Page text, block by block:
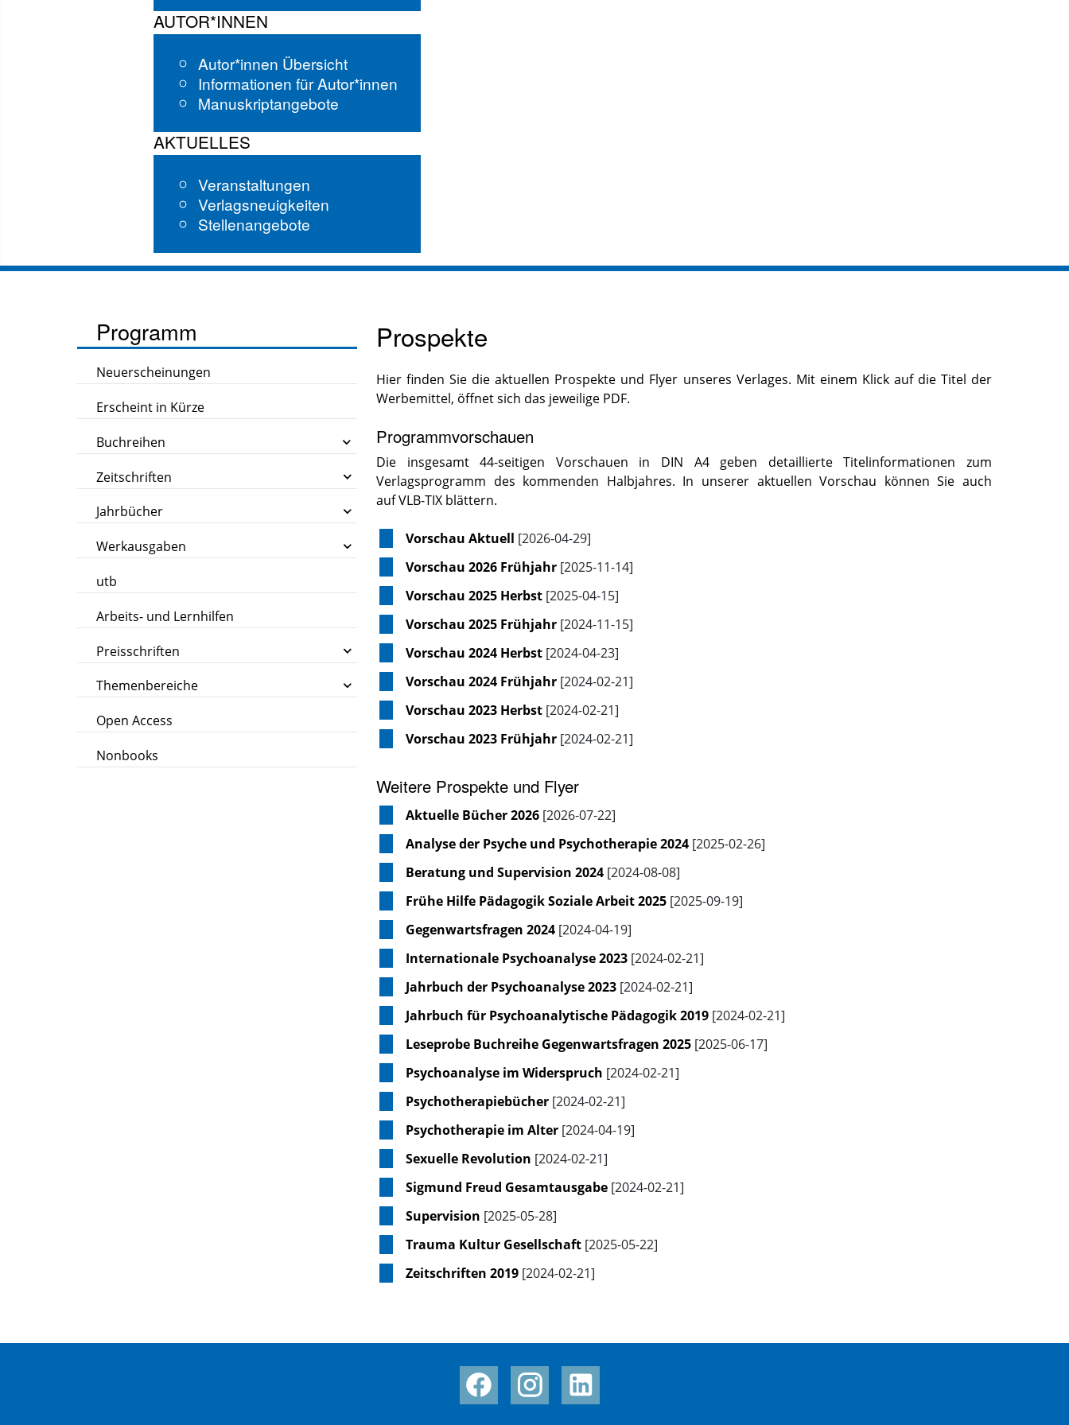
AUTOR*INNEN
Autor*innen Übersicht
Informationen für Autor*innen
Manuskriptangebote
AKTUELLES
Veranstaltungen
Verlagsneuigkeiten
Stellenangebote
Programm
Neuerscheinungen
Erscheint in Kürze
Buchreihen
Zeitschriften
Jahrbücher
Werkausgaben
utb
Arbeits- und Lernhilfen
Preisschriften
Themenbereiche
Open Access
Nonbooks
Prospekte
Hier finden Sie die aktuellen Prospekte und Flyer unseres Verlages. Mit einem Klick auf die Titel der
Werbemittel, öffnet sich das jeweilige PDF.
Programmvorschauen
Die insgesamt 44-seitigen Vorschauen in DIN A4 geben detaillierte Titelinformationen zum
Verlagsprogramm des kommenden Halbjahres. In unserer aktuellen Vorschau können Sie auch
auf VLB-TIX blättern.
Vorschau Aktuell [2026-04-29]
Vorschau 2026 Frühjahr[2025-11-14]
Vorschau 2025 Herbst[2025-04-15]
Vorschau 2025 Frühjahr[2024-11-15]
Vorschau 2024 Herbst[2024-04-23]
Vorschau 2024 Frühjahr[2024-02-21]
Vorschau 2023 Herbst[2024-02-21]
Vorschau 2023 Frühjahr[2024-02-21]
Weitere Prospekte und Flyer
Aktuelle Bücher 2026[2026-07-22]
Analyse der Psyche und Psychotherapie 2024[2025-02-26]
Beratung und Supervision 2024[2024-08-08]
Frühe Hilfe Pädagogik Soziale Arbeit 2025[2025-09-19]
Gegenwartsfragen 2024[2024-04-19]
Internationale Psychoanalyse 2023[2024-02-21]
Jahrbuch der Psychoanalyse 2023[2024-02-21]
Jahrbuch für Psychoanalytische Pädagogik 2019[2024-02-21]
Leseprobe Buchreihe Gegenwartsfragen 2025[2025-06-17]
Psychoanalyse im Widerspruch [2024-02-21]
Psychotherapiebücher[2024-02-21]
Psychotherapie im Alter[2024-04-19]
Sexuelle Revolution [2024-02-21]
Sigmund Freud Gesamtausgabe[2024-02-21]
Supervision [2025-05-28]
Trauma Kultur Gesellschaft[2025-05-22]
Zeitschriften 2019[2024-02-21]